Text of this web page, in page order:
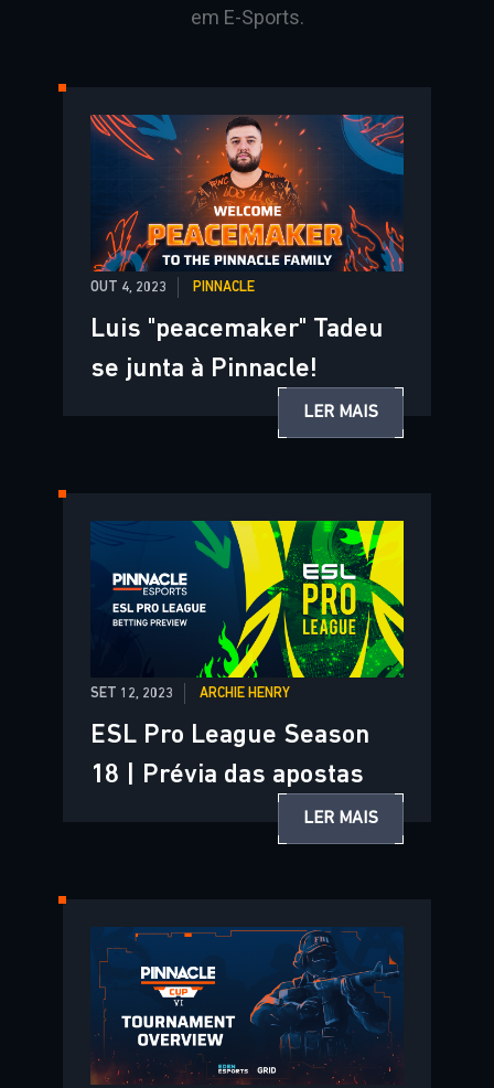
em E-Sports.
OUT 4, 2023 PINNACLE
Luis "peacemaker" Tadeu
se junta à Pinnacle!
LER MAIS
SET 12, 2023 ARCHIE HENRY
ESL Pro League Season
18 | Prévia das apostas
LER MAIS